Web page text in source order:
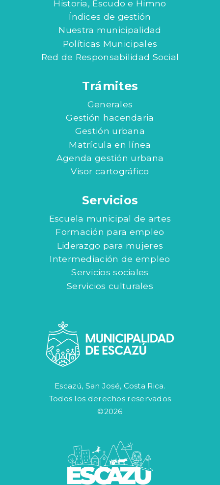
Historia, Escudo e Himno
Índices de gestión
Nuestra municipalidad
Políticas Municipales
Red de Responsabilidad Social
Trámites
Generales
Gestión hacendaria
Gestión urbana
Matrícula en línea
Agenda gestión urbana
Visor cartográfico
Servicios
Escuela municipal de artes
Formación para empleo
Liderazgo para mujeres
Intermediación de empleo
Servicios sociales
Servicios culturales
Escazú, San José, Costa Rica.
Todos los derechos reservados
©2026